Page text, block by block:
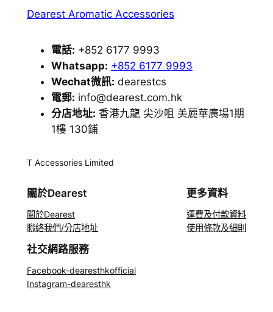
Dearest Aromatic Accessories
電話: +852 6177 9993
Whatsapp: +852 6177 9993
Wechat微訊: dearestcs
電郵: info@dearest.com.hk
分店地址: 香港九龍 尖沙咀 美麗華廣場1期
1樓 130鋪
T Accessories Limited
關於Dearest
關於Dearest
聯絡我們/分店地址
更多資料
運費及付款資料
使用條款及細則
社交網路服務
Facebook-dearesthkofficial
Instagram-dearesthk